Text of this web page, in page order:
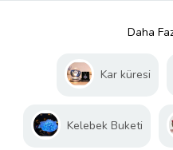
Daha
Kar küresi
Kelebek Buketi